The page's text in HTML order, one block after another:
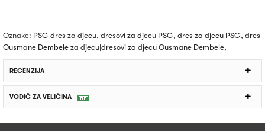
Oznake: PSG dres za djecu, dresovi za djecu PSG, dres za djecu PSG, dres
Ousmane Dembele za djecu|dresovi za djecu Ousmane Dembele,
RECENZIJA
VODIČ ZA VELIČINA